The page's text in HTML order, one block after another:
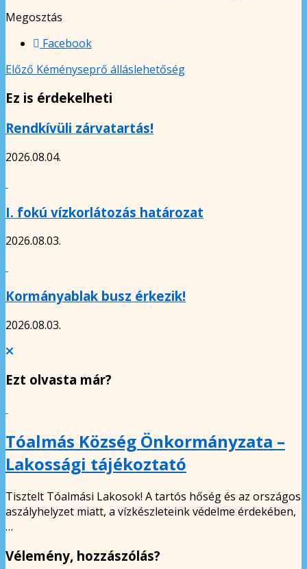
Megosztás
Facebook
Előző Kéményseprő álláslehetőség
Ez is érdekelheti
Rendkívüli zárvatartás!
2026.08.04.
I. fokú vízkorlátozás határozat
2026.08.03.
Kormányablak busz érkezik!
2026.08.03.
Ezt olvasta már?
Tóalmás Község Önkormányzata –
Lakossági tájékoztató
Tisztelt Tóalmási Lakosok! A tartós hőség és az országos
aszályhelyzet miatt, a vízkészleteink védelme érdekében,
…
Vélemény, hozzászólás?